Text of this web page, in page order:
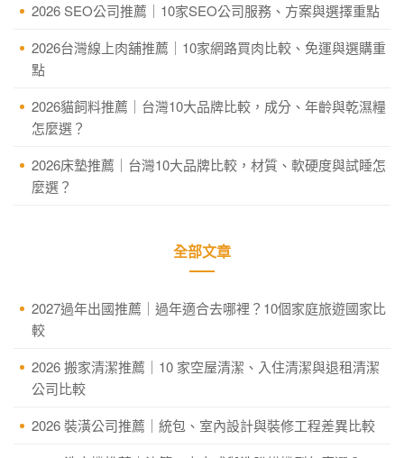
2026 SEO公司推薦｜10家SEO公司服務、方案與選擇重點
2026台灣線上肉舖推薦｜10家網路買肉比較、免運與選購重
點
2026貓飼料推薦｜台灣10大品牌比較，成分、年齡與乾濕糧
怎麼選？
2026床墊推薦｜台灣10大品牌比較，材質、軟硬度與試睡怎
麼選？
全部文章
2027過年出國推薦｜過年適合去哪裡？10個家庭旅遊國家比
較
2026 搬家清潔推薦｜10 家空屋清潔、入住清潔與退租清潔
公司比較
2026 裝潢公司推薦｜統包、室內設計與裝修工程差異比較